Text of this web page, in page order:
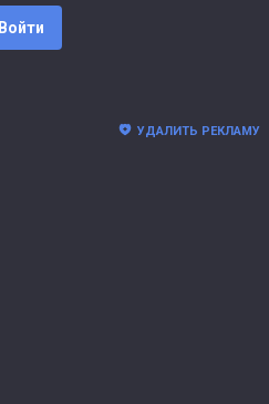
Войти
УДАЛИТЬ РЕКЛАМУ